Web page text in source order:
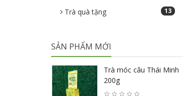
Trà quà tặng 13
SẢN PHẨM MỚI
Trà móc câu Thái Minh
200g